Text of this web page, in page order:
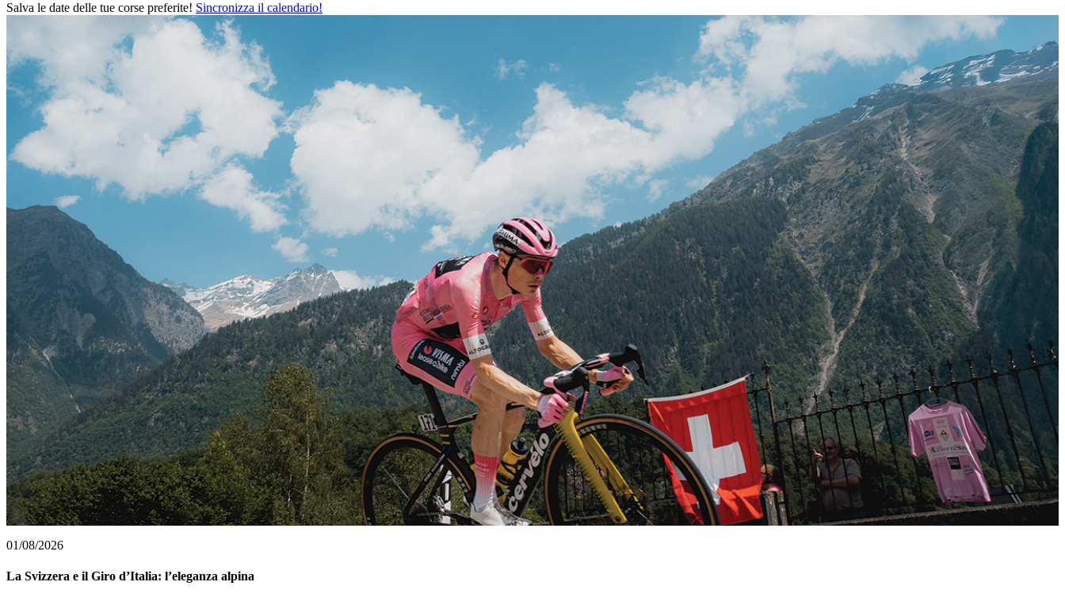
Salva le date delle tue corse preferite! Sincronizza il calendario!
01/08/2026
La Svizzera e il Giro d’Italia: l’eleganza alpina